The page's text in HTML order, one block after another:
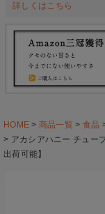
詳しくはこちら
HOME 商品一覧 食品
アカシアハニー チュー
出荷可能】